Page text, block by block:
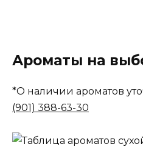
Ароматы на
*О наличии ароматов
(901) 388-63-30